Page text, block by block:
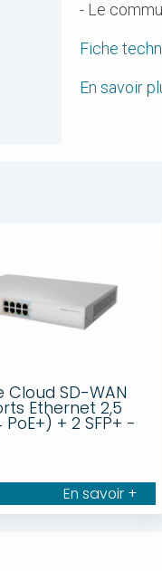
- Le
Fiche
En savoir
Cloud SD-WAN
Ethernet 2,5
+ 2 SFP+ -
En savoir +